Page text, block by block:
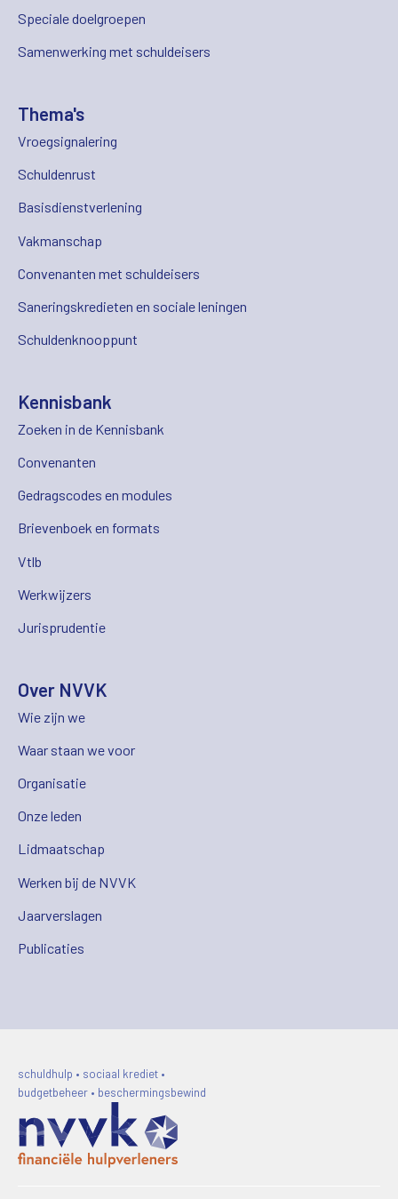
Speciale doelgroepen
Samenwerking met schuldeisers
Thema's
Vroegsignalering
Schuldenrust
Basisdienstverlening
Vakmanschap
Convenanten met schuldeisers
Saneringskredieten en sociale leningen
Schuldenknooppunt
Kennisbank
Zoeken in de Kennisbank
Convenanten
Gedragscodes en modules
Brievenboek en formats
Vtlb
Werkwijzers
Jurisprudentie
Over NVVK
Wie zijn we
Waar staan we voor
Organisatie
Onze leden
Lidmaatschap
Werken bij de NVVK
Jaarverslagen
Publicaties
schuldhulp • sociaal krediet •
budgetbeheer • beschermingsbewind